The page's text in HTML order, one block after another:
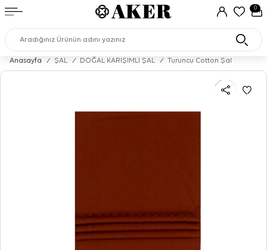
0
Anasayfa / ŞAL / DOĞAL KARIŞIMLI ŞAL / Turuncu Cotton Şal